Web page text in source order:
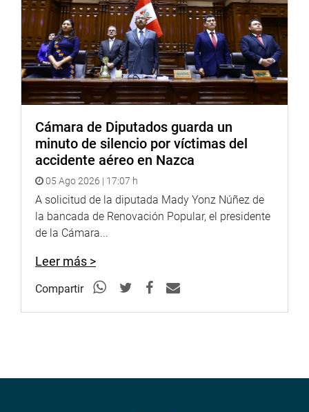
Puede encontrar más información en nuestra página web
y redes sociales.
http://www.congreso.gob.pe/
Facebook:https://www.facebook.com/congresoperu
Twitter:https://twitter.com/congresoperu
<https://twitter.com/congresoperu>
Youtube:http://www.youtube.com/congresoperu
<http://www.youtube.com/congresoperu>
Soundcloud:https://soundcloud.com/radiocongreso
<https://soundcloud.com/radiocongreso>
Sistema de Archivo Fotográfico (SAF):
http://www4.congreso.gob.pe/fotografia.asp
Cámara de Diputados guarda un
minuto de silencio por víctimas del
accidente aéreo en Nazca
05 Ago 2026 | 17:07 h
A solicitud de la diputada Mady Yonz Núñez de
la bancada de Renovación Popular, el presidente
de la Cámara...
Leer más >
Compartir